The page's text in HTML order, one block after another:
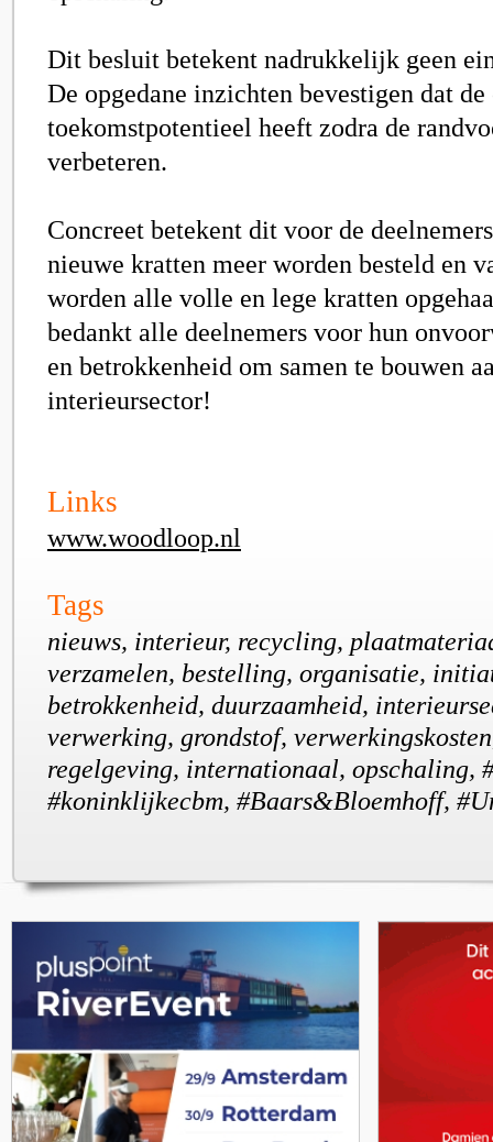
Dit besluit betekent nadrukkelijk geen
De opgedane inzichten bevestigen dat
toekomstpotentieel heeft zodra de
verbeteren.
Concreet betekent dit voor de
nieuwe kratten meer worden besteld en
worden alle volle en lege kratten
bedankt alle deelnemers voor hun
en betrokkenheid om samen te bouwen
interieursector!
Links
www.woodloop.nl
Tags
nieuws, interieur, recycling,
verzamelen, bestelling, organisatie,
betrokkenheid, duurzaamheid,
verwerking, grondstof,
regelgeving, internationaal, opschaling,
#koninklijkecbm, #Baars&Bloemhoff,